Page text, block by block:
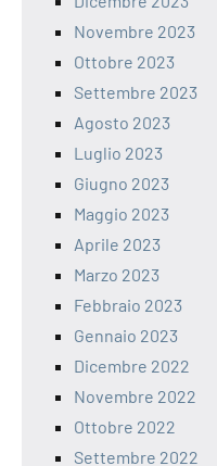
Novembre 2023
Ottobre 2023
Settembre 2023
Agosto 2023
Luglio 2023
Giugno 2023
Maggio 2023
Aprile 2023
Marzo 2023
Febbraio 2023
Gennaio 2023
Dicembre 2022
Novembre 2022
Ottobre 2022
Settembre 2022